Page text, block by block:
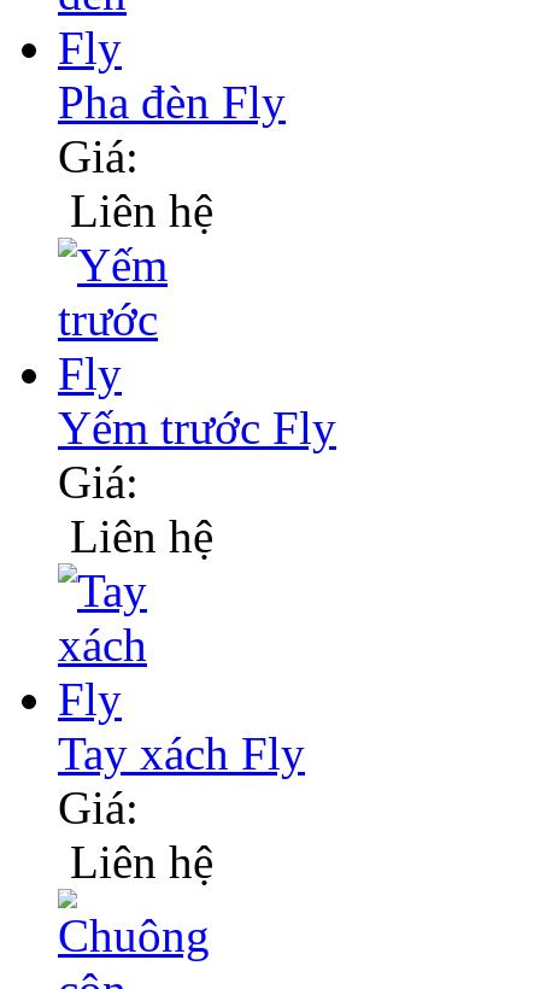
Pha đèn Fly
Giá:
Liên hệ
Yếm trước Fly
Giá:
Liên hệ
Tay xách Fly
Giá:
Liên hệ